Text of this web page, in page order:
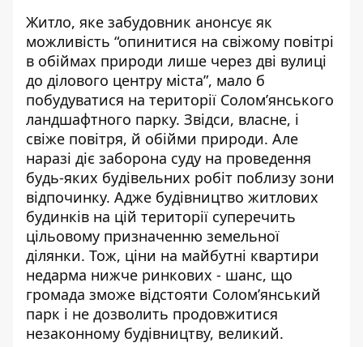
Житло, яке забудовник анонсує як
можливість “опинитися на свіжому повітрі
в обіймах природи лише через дві вулиці
до ділового центру міста”, мало б
побудуватися на території Солом’янського
ландшафтного парку. Звідси, власне, і
свіже повітря, й обійми природи. Але
наразі діє заборона суду на проведення
будь-яких будівельних робіт поблизу зони
відпочинку. Адже будівництво житлових
будинків на цій території суперечить
цільовому призначенню земельної
ділянки. Тож, ціни на майбутні квартири
недарма нижче ринкових - шанс, що
громада зможе відстояти Солом’янський
парк і не дозволить продовжитися
незаконному будівництву, великий.